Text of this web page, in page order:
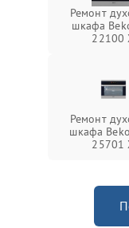
Ремонт
шкафа
22100
Ремонт
шкафа
25701